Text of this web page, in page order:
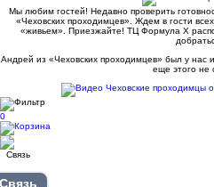
Мы любим гостей! Недавно проверить
«Чеховских проходимцев». Ждем в гости
«живьем». Приезжайте! ТЦ Формула Х
Андрей из «Чеховских проходимцев» был у нас
еще этого не
0